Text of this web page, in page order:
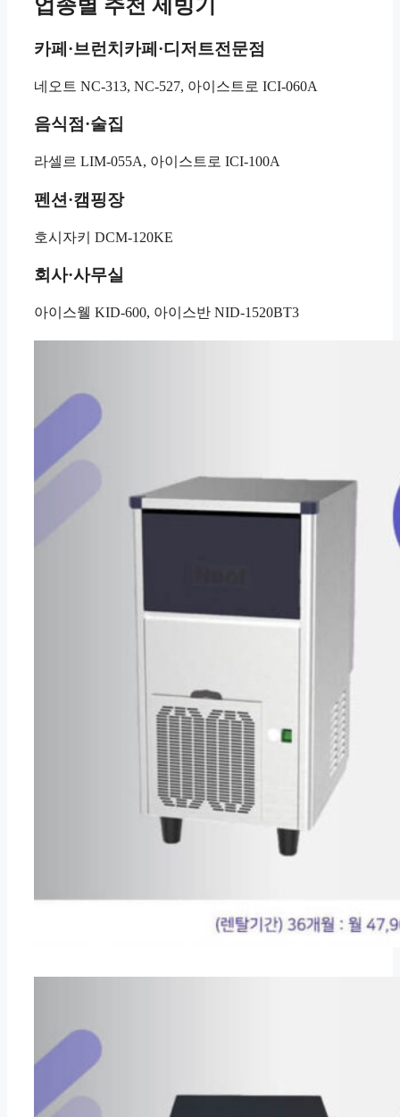
업종별 추천 제빙기
카페·브런치카페·디저트전문점
네오트 NC-313, NC-527, 아이스트로 ICI-060A
음식점·술집
라셀르 LIM-055A, 아이스트로 ICI-100A
펜션·캠핑장
호시자키 DCM-120KE
회사·사무실
아이스웰 KID-600, 아이스반 NID-1520BT3